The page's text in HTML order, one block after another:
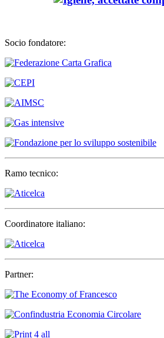
Socio fondatore:
Ramo tecnico:
Coordinatore italiano:
Partner: